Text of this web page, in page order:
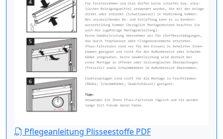
Pflegeanleitung Plisseestoffe PDF